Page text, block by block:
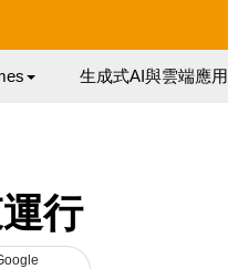
生成式AI與雲端應用
行